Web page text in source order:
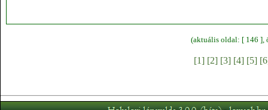
(aktuális oldal: [ 146 ],
[1] [2] [3] [4] [5]